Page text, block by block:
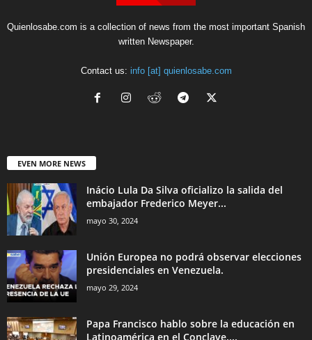
Quienlosabe.com is a collection of news from the most important Spanish
written Newspaper.
Contact us: info [at] quienlosabe.com
EVEN MORE NEWS
Inácio Lula Da Silva oficializo la salida del
embajador Frederico Meyer...
mayo 30, 2024
Unión Europea no podrá observar elecciones
presidenciales en Venezuela.
mayo 29, 2024
Papa Francisco hablo sobre la educación en
Latinoamérica en el Conclave....